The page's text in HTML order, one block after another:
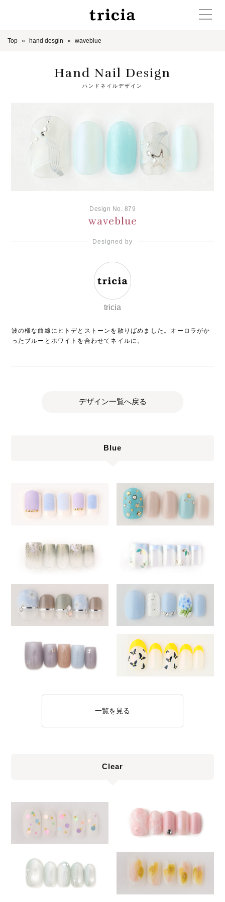
Top hand desgin waveblue
Hand Nail Design
ハンドネイルデザイン
Design No. 879
waveblue
Designed by
tricia
波の様な曲線にヒトデとストーンを散りばめました。オーロラがか
ったブルーとホワイトを合わせてネイルに。
デザイン一覧へ戻る
Blue
一覧を見る
Clear